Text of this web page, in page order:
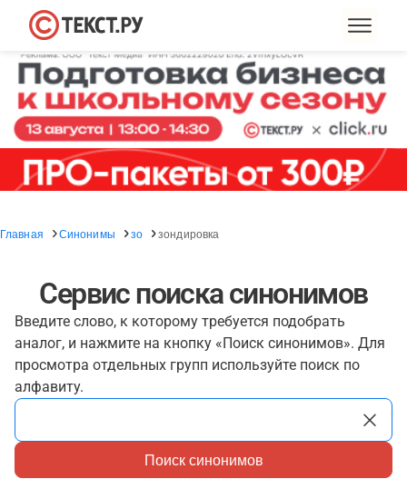
Главная Синонимы зо зондировка
Сервис поиска синонимов
Введите слово, к которому требуется подобрать
аналог, и нажмите на кнопку «Поиск синонимов». Для
просмотра отдельных групп используйте поиск по
алфавиту.
Поиск синонимов